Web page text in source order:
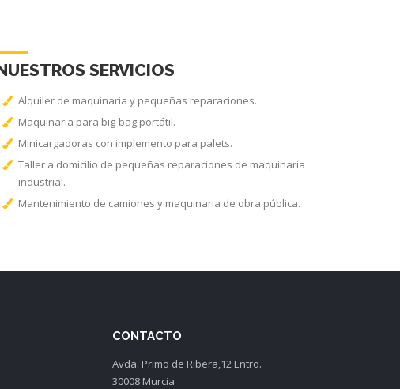
SERVICIOS
Alquiler de maquinaria y pequeñas reparaciones.
Maquinaria para big-bag portátil.
Minicargadoras con implemento para palets.
Taller a domicilio de pequeñas reparaciones de maquinaria
industrial.
Mantenimiento de camiones y maquinaria de obra pública.
CONTACTO
Avda. Primo de Ribera,12 Entro.
30008 Murcia